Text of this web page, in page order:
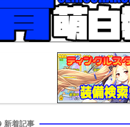
新着記事